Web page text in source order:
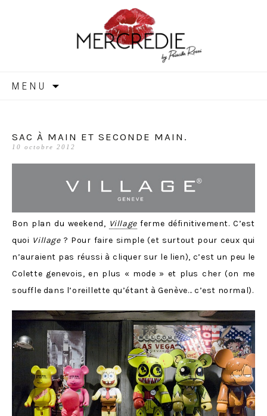
MERCREDIE
MENU
SAC À MAIN ET SECONDE MAIN.
10 octobre 2012
Bon plan du weekend, Villageferme définitivement. C’est
quoi Village? Pour faire simple (et surtout pour ceux qui
n’auraient pas réussi à cliquer sur le lien), c’est un peu le
Colette genevois, en plus « mode » et plus cher (on me
souffle dans l’oreillette qu’étant à Genève… c’est normal).